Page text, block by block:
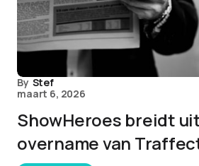
By Stef
maart 6, 2026
ShowHeroes breidt
overname van